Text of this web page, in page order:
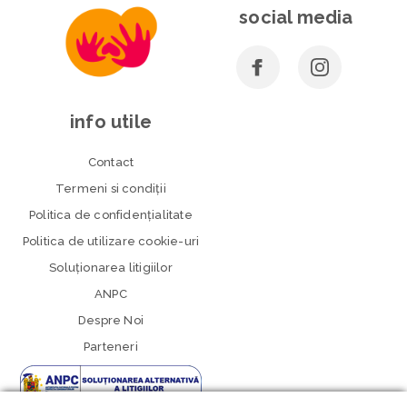
social media
info utile
Contact
Termeni si condiţii
Politica de confidenţialitate
Politica de utilizare cookie-uri
Soluționarea litigiilor
ANPC
Despre Noi
Parteneri